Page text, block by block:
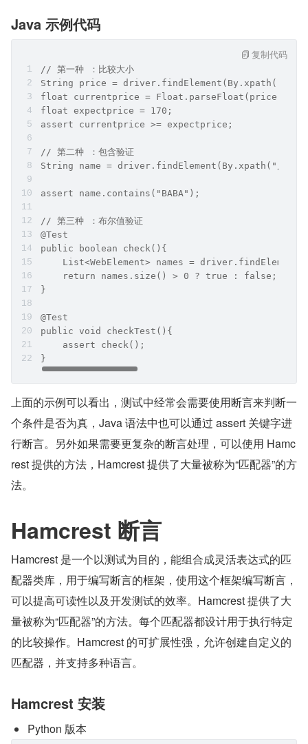
Java 示例代码
// 第一种 ：比较大小
String price = driver.findElement(By.xpath("//
float currentprice = Float.parseFloat(price);
float expectprice = 170;
assert currentprice >= expectprice;
// 第二种 ：包含验证
String name = driver.findElement(By.xpath("//
assert name.contains("BABA");
// 第三种 ：布尔值验证
@Test
public boolean check(){
List<WebElement> names =
    return names.size() > 0 ? true : false;
}
@Test
public void checkTest(){
    assert check();
}
复制代码
上面的示例可以看出，测试中经常会需要使用断言来判断一
个条件是否为真，Java 语法中也可以通过 assert 关键字进
行断言。另外如果需要更复杂的断言处理，可以使用 Hamc
rest 提供的方法，Hamcrest 提供了大量被称为“匹配器”的方
法。
Hamcrest 断言
Hamcrest 是一个以测试为目的，能组合成灵活表达式的匹
配器类库，用于编写断言的框架，使用这个框架编写断言，
可以提高可读性以及开发测试的效率。Hamcrest 提供了大
量被称为“匹配器”的方法。每个匹配器都设计用于执行特定
的比较操作。Hamcrest 的可扩展性强，允许创建自定义的
匹配器，并支持多种语言。
Hamcrest 安装
Python 版本